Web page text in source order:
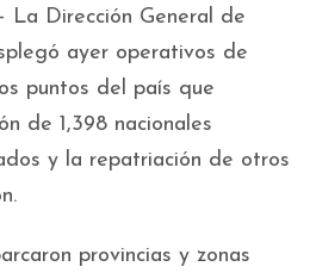
Dirección General de
ayer operativos de
puntos del país que
de 1,398 nacionales
y la repatriación de otros
provincias y zonas